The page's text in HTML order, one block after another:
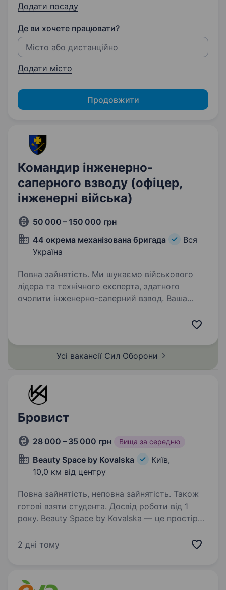
Додати посаду
Де ви хочете працювати?
Додати місто
Продовжити
Командир інженерно-
саперного взводу (офіцер,
інженерні війська)
50 000 – 150 000 грн
44 окрема механізована бригада
Вся
Україна
Повна зайнятість. Ми шукаємо військового
лідера та технічного експерта, здатного
очолити інженерно-саперний взвод. Ваша
Усі вакансії Сил Оборони
Бровист
28 000 – 35 000 грн Вища за середню
Beauty Space by Kovalska
Київ,
10,0 км від центру
Повна зайнятість, неповна зайнятість. Також
готові взяти студента. Досвід роботи від 1
року. Beauty Space by Kovalska — це простір
професіоналізм, турбота та індивідуальний
підтримуємо постійний…
2 дні тому